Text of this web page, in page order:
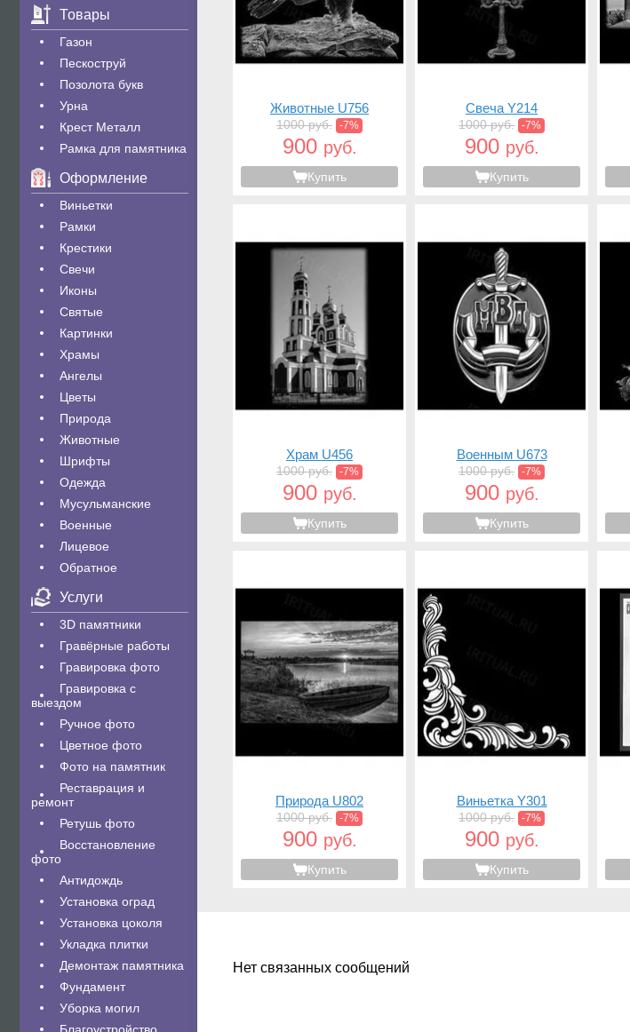
Товары
Газон
Пескоструй
Позолота букв
Урна
Крест Металл
Рамка для памятника
Оформление
Виньетки
Рамки
Крестики
Свечи
Иконы
Святые
Картинки
Храмы
Ангелы
Цветы
Природа
Животные
Шрифты
Одежда
Мусульманские
Военные
Лицевое
Обратное
Услуги
3D памятники
Гравëрные работы
Гравировка фото
Гравировка с
выездом
Ручное фото
Цветное фото
Фото на памятник
Реставрация и
ремонт
Ретушь фото
Восстановление
фото
Антидождь
Установка оград
Установка цоколя
Укладка плитки
Демонтаж памятника
Фундамент
Уборка могил
Животные U756
1000 руб. -7%
900 руб.
Купить
Свеча Y214
1000 руб. -7%
900 руб.
Купить
Храм U456
1000 руб. -7%
900 руб.
Купить
Военным U673
1000 руб. -7%
900 руб.
Купить
Природа U802
1000 руб. -7%
900 руб.
Купить
Виньетка Y301
1000 руб. -7%
900 руб.
Купить
Нет связанных сообщений